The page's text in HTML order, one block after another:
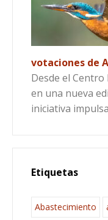
votaciones de
Desde el
en una nueva
iniciativa
Etiquetas
Abastecimiento